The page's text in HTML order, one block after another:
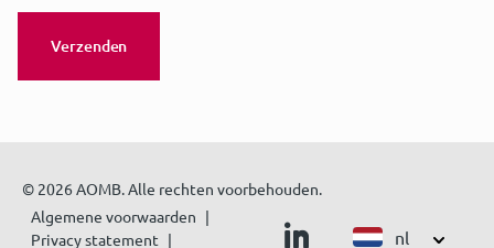
© 2026 AOMB. Alle rechten voorbehouden.
Algemene voorwaarden
Privacy statement
nl